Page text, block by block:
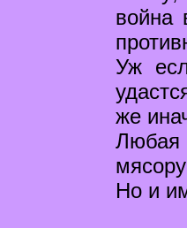
война
Уж
же
Любая
Но и